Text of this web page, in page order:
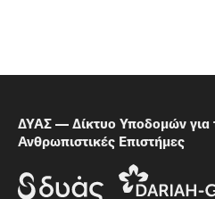
ΔΥΑΣ — Δίκτυο Υποδομών για
Ανθρωπιστικές Επιστήμες